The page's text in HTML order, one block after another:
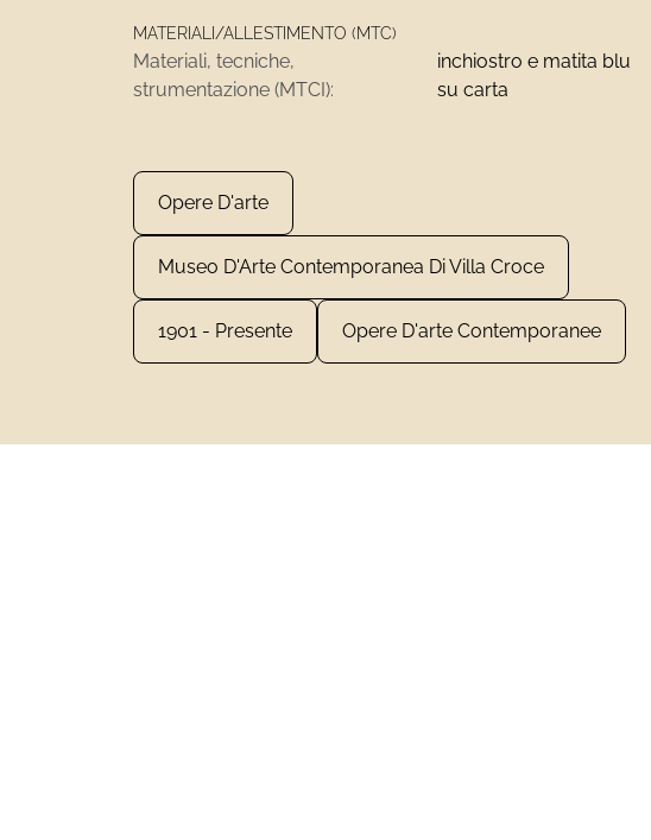
MATERIALI/ALLESTIMENTO (MTC)
Materiali, tecniche,
strumentazione (MTCI):
inchiostro e matita blu
su carta
Opere D'arte
Museo D'Arte Contemporanea Di Villa Croce
1901 - Presente Opere D'arte Contemporanee